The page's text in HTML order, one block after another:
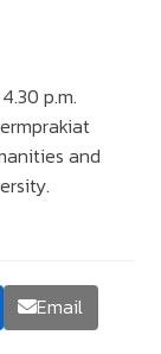
p.m.
and
Email